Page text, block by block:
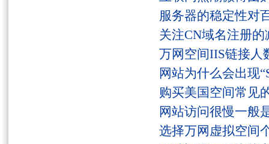
服务器的稳定性对
关注CN域名注册
万网空间IIS链接人
网站为什么会出现
购买美国空间常见
网站访问很慢一般
选择万网虚拟空间